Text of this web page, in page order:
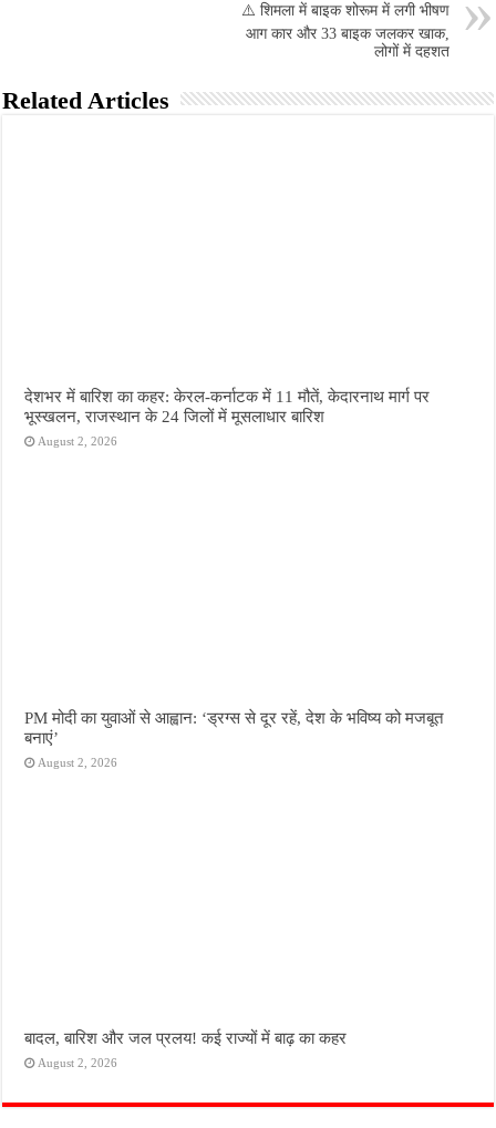
⚠️ शिमला में बाइक शोरूम में लगी भीषण
आग कार और 33 बाइक जलकर खाक,
लोगों में दहशत
Related Articles
देशभर में बारिश का कहर: केरल-कर्नाटक में 11 मौतें, केदारनाथ मार्ग पर
भूस्खलन, राजस्थान के 24 जिलों में मूसलाधार बारिश
August 2, 2026
PM मोदी का युवाओं से आह्वान: ‘ड्रग्स से दूर रहें, देश के भविष्य को मजबूत
बनाएं’
August 2, 2026
बादल, बारिश और जल प्रलय! कई राज्यों में बाढ़ का कहर
August 2, 2026